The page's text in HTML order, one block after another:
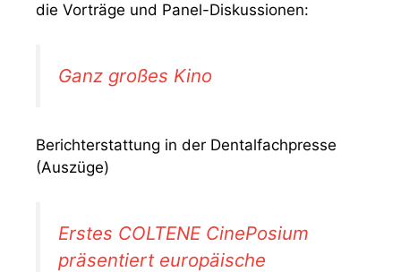
die Vorträge und Panel-Diskussionen:
Ganz großes Kino
Berichterstattung in der Dentalfachpresse
(Auszüge)
Erstes COLTENE CinePosium
präsentiert europäische